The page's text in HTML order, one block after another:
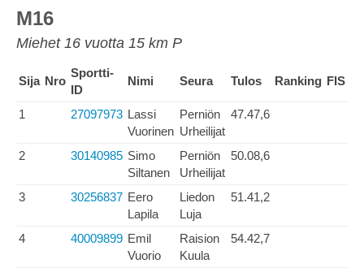
M16
Miehet 16 vuotta 15 km P
Sija Nro
Sportti-
ID
Nimi Seura Tulos Ranking FIS
1 27097973 Lassi
Vuorinen
Perniön
Urheilijat
47.47,6
2 30140985 Simo
Siltanen
Perniön
Urheilijat
50.08,6
3 30256837 Eero
Lapila
Liedon
Luja
51.41,2
4 40009899 Emil
Vuorio
Raision
Kuula
54.42,7